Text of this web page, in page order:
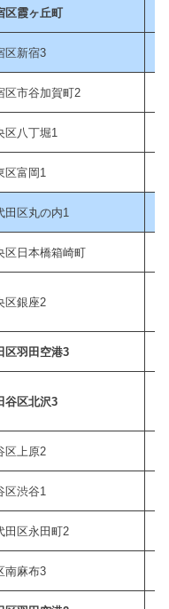
区霞ヶ丘町
区新宿3
区市谷加賀町2
区八丁堀1
区富岡1
田区丸の内1
区日本橋箱崎町
区銀座2
区羽田空港3
谷区北沢3
区上原2
区渋谷1
田区永田町2
南麻布3